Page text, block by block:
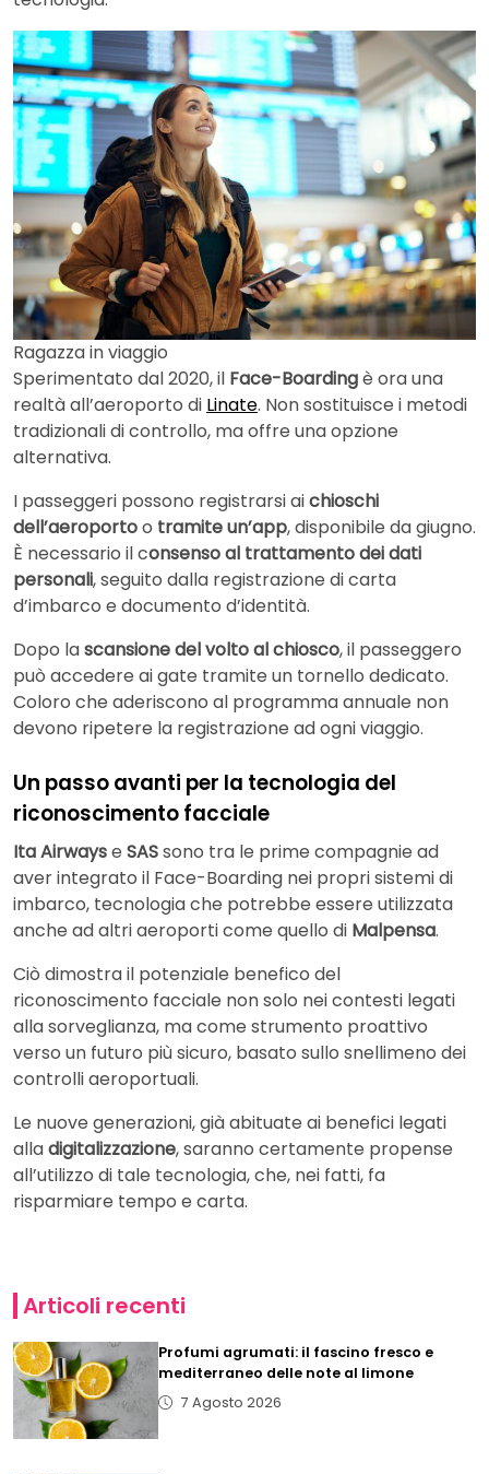
Ragazza in viaggio
Sperimentato dal 2020, il Face-Boardingè ora una
realtà all’aeroporto di Linate. Non sostituisce i metodi
tradizionali di controllo, ma offre una opzione
alternativa.
I passeggeri possono registrarsi aichioschi
dell’aeroportoo tramite un’app, disponibile da giugno.
È necessario il consenso al trattamento dei dati
personali, seguito dalla registrazione di carta
d’imbarco e documento d’identità.
Dopo lascansione del volto al chiosco, il passeggero
può accedere ai gate tramite un tornello dedicato.
Coloro che aderiscono al programma annuale non
devono ripetere la registrazione ad ogni viaggio.
Un passo avanti per la tecnologia del
riconoscimento facciale
Ita Airwayse SASsono tra le prime compagnie ad
aver integrato il Face-Boarding nei propri sistemi di
imbarco, tecnologia che potrebbe essere utilizzata
anche ad altri aeroporti come quello di Malpensa.
Ciò dimostra il potenziale benefico del
riconoscimento facciale non solo nei contesti legati
alla sorveglianza, ma come strumento proattivo
verso un futuro più sicuro, basato sullo snellimeno dei
controlli aeroportuali.
Le nuove generazioni, già abituate ai benefici legati
alladigitalizzazione, saranno certamente propense
all’utilizzo di tale tecnologia, che, nei fatti, fa
risparmiare tempo e carta.
Articoli recenti
Profumi agrumati: il fascino fresco e
mediterraneo delle note al limone
7 Agosto 2026